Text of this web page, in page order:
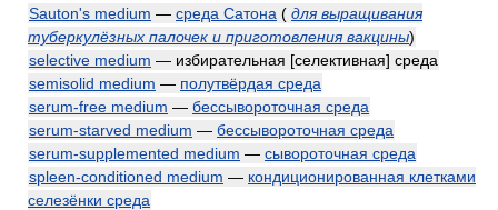
Sauton's medium — среда Сатона ( для выращивания
туберкулёзных палочек и приготовления вакцины)
selective medium — избирательная [селективная] среда
semisolid medium — полутвёрдая среда
serum-free medium — бессывороточная среда
serum-starved medium — бессывороточная среда
serum-supplemented medium — сывороточная среда
spleen-conditioned medium — кондиционированная клетками
селезёнки среда